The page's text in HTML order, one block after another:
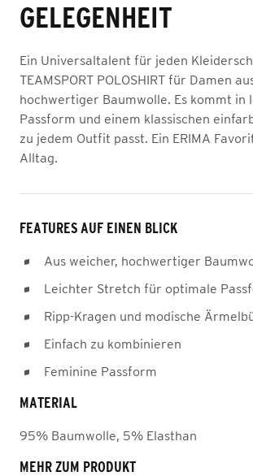
GELEGENHEIT
Ein Universaltalent für jeden
TEAMSPORT POLOSHIRT für Damen
hochwertiger Baumwolle. Es kommt
Passform und einem klassischen
zu jedem Outfit passt. Ein ERIMA
Alltag.
FEATURES AUF EINEN BLICK
Aus weicher, hochwertiger
Leichter Stretch für optimale
Ripp-Kragen und modische
Einfach zu kombinieren
Feminine Passform
MATERIAL
95% Baumwolle, 5% Elasthan
MEHR ZUM PRODUKT